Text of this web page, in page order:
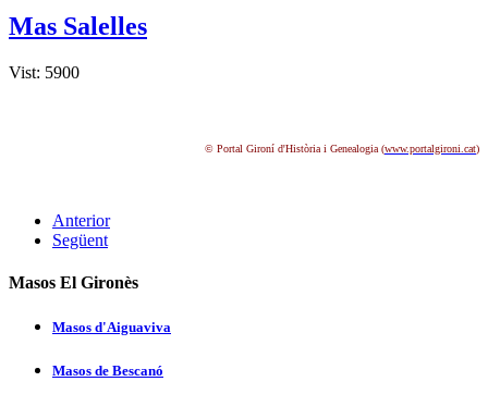
Mas Salelles
Vist: 5900
© Portal Gironí d'Història i Genealogia (www.portalgironi.cat)
Anterior
Següent
Masos El Gironès
Masos d'Aiguaviva
Masos de Bescanó